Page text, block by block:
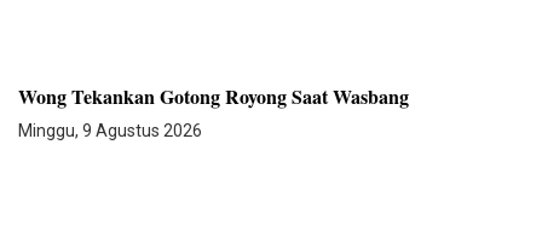
Wong Tekankan Gotong Royong Saat Wasbang
Minggu, 9 Agustus 2026